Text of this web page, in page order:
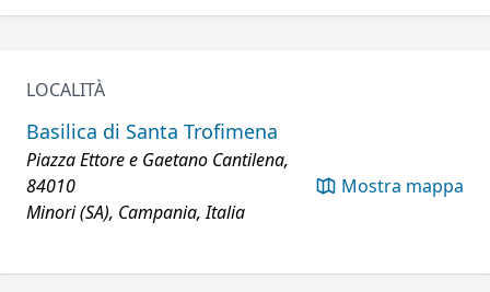
LOCALITÀ
Basilica di Santa Trofimena
Piazza Ettore e Gaetano Cantilena,
84010
Minori (SA), Campania, Italia
Mostra mappa